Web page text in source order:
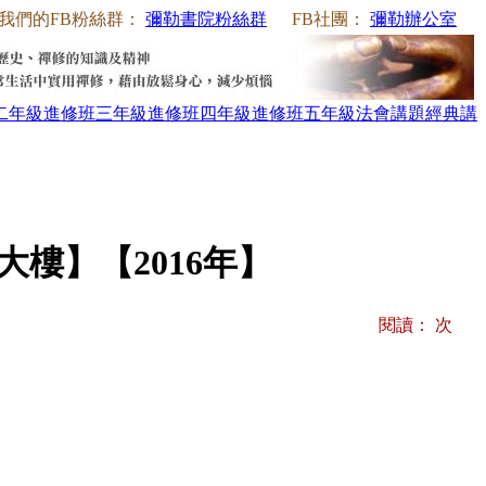
們的FB粉絲群： 彌勒書院粉絲群 FB社團： 彌勒辦公室
年級進修班三年級進修班四年級進修班五年級法會講題經典講
】【2016年】
閱讀： 次